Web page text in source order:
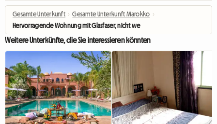
Gesamte Unterkunft › Gesamte Unterkunft Marokko ›
Hervorragende Wohnung mit Glasfaser, nicht weit von Gueliz Marrakesch
Weitere Unterkünfte, die Sie interessieren könnten